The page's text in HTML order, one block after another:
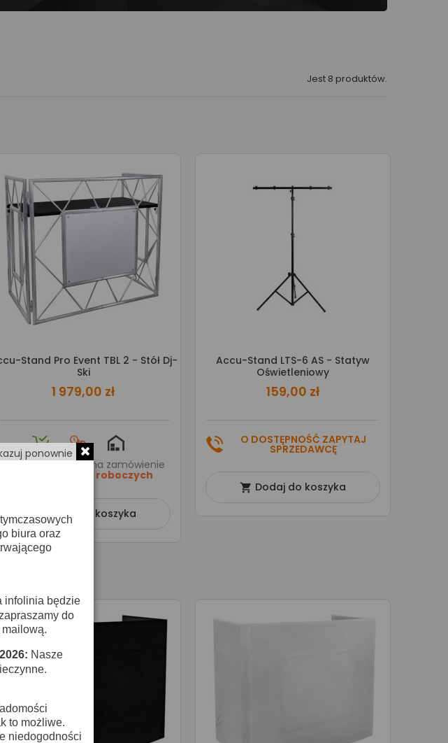
Jest 8 produktów.
Stand Pro Event TBL 2 - Stół Dj-
Ski
1 979,00 zł
Produkt dostępny na zamówienie
7 dni roboczych
 Dodaj do koszyka
Accu-Stand LTS-6 AS - Statyw
Oświetleniowy
159,00 zł
O DOSTĘPNOŚĆ ZAPYTAJ
SPRZEDAWCĘ
 Dodaj do koszyka
ponownie
biura oraz
infolinia będzie
do
mailową.
Nasze
to możliwe.
niedogodności